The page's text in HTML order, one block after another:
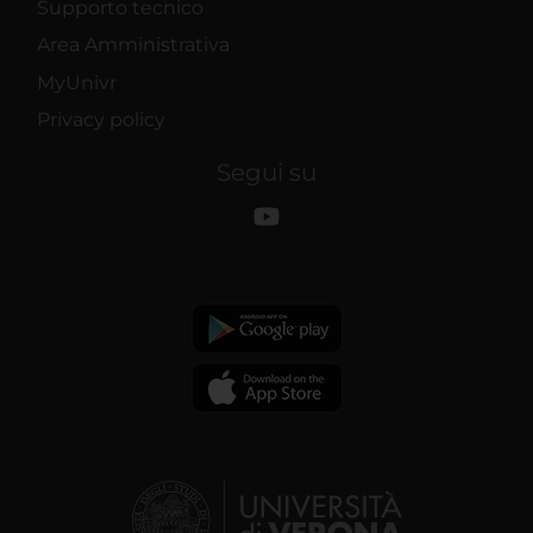
Supporto tecnico
Area Amministrativa
MyUnivr
Privacy policy
Segui su